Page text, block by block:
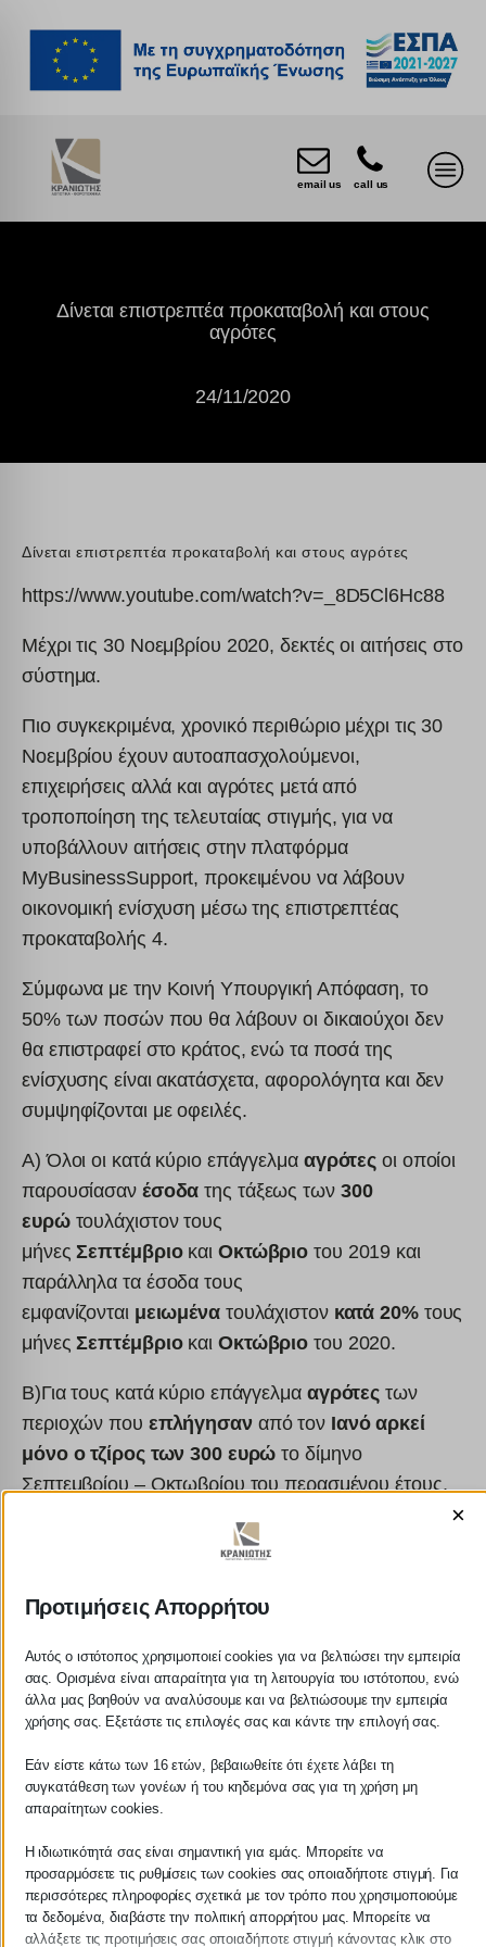
email us call us
Δίνεται επιστρεπτέα προκαταβολή και στους
αγρότες
24/11/2020
Δίνεται επιστρεπτέα προκαταβολή και στους αγρότες
https://www.youtube.com/watch?v=_8D5Cl6Hc88
Μέχρι τις 30 Νοεμβρίου 2020, δεκτές οι αιτήσεις στο
σύστημα.
Πιο συγκεκριμένα, χρονικό περιθώριο μέχρι τις 30
Νοεμβρίου έχουν αυτοαπασχολούμενοι,
επιχειρήσεις αλλά και αγρότες μετά από
τροποποίηση της τελευταίας στιγμής, για να
υποβάλλουν αιτήσεις στην πλατφόρμα
MyBusinessSupport, προκειμένου να λάβουν
οικονομική ενίσχυση μέσω της επιστρεπτέας
προκαταβολής 4.
Σύμφωνα με την Κοινή Υπουργική Απόφαση, το
50% των ποσών που θα λάβουν οι δικαιούχοι δεν
θα επιστραφεί στο κράτος, ενώ τα ποσά της
ενίσχυσης είναι ακατάσχετα, αφορολόγητα και δεν
συμψηφίζονται με οφειλές.
Α) Όλοι οι κατά κύριο επάγγελμα αγρότεςοι οποίοι
παρουσίασαν έσοδατης τάξεως των 300
ευρώτουλάχιστον τους
μήνεςΣεπτέμβριο και Οκτώβριοτου 2019 και
παράλληλα τα έσοδα τους
εμφανίζονται μειωμένα τουλάχιστον κατά 20%τους
μήνεςΣεπτέμβριο και Οκτώβριοτου 2020.
Β)Για τους κατά κύριο επάγγελμα αγρότες των
περιοχών που επλήγησαναπό τον Ιανό αρκεί
μόνο ο τζίρος των 300 ευρώ το δίμηνο
Σεπτεμβρίου – Οκτωβρίου του περασμένου έτους,
αντίστοιχο δίμηνο του 2020.
Σημειώνεται ότι τα 1.000 ευρώ της επιστρεπτέας
προκαταβολής, εκ των οποίων μόνο τα 500 ευρώ
θα επιστραφούν, είναι μια επιπρόσθετη ενίσχυση
του εισοδήματος του αγροτικού πληθυσμού και
έρχεται να προστεθεί σε μια σειρά ενισχύσεων που
παραγωγούς του πρωτογενούς τομέα.
Ανάπτυξης αποδεικνύουν, για μια φορά ακόμη, την
έμπρακτη στήριξή τους στον αγροτικό πληθυσμό
που δοκιμάζεται από τις οικονομικές επιπτώσεις της
Προτιμήσεις Απορρήτου
×
Αυτός ο ιστότοπος χρησιμοποιεί cookies για να βελτιώσει την εμπειρία
σας. Ορισμένα είναι απαραίτητα για τη λειτουργία του ιστότοπου, ενώ
άλλα μας βοηθούν να αναλύσουμε και να βελτιώσουμε την εμπειρία
χρήσης σας. Εξετάστε τις επιλογές σας και κάντε την επιλογή σας.
Εάν είστε κάτω των 16 ετών, βεβαιωθείτε ότι έχετε λάβει τη
συγκατάθεση των γονέων ή του κηδεμόνα σας για τη χρήση μη
απαραίτητων cookies.
Η ιδιωτικότητά σας είναι σημαντική για εμάς. Μπορείτε να
προσαρμόσετε τις ρυθμίσεις των cookies σας οποιαδήποτε στιγμή. Για
περισσότερες πληροφορίες σχετικά με τον τρόπο που χρησιμοποιούμε
τα δεδομένα, διαβάστε την πολιτική απορρήτου μας. Μπορείτε να
αλλάξετε τις προτιμήσεις σας οποιαδήποτε στιγμή κάνοντας κλικ στο